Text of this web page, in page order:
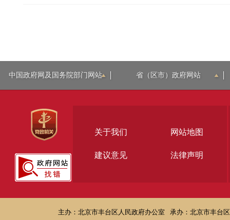
中国政府网及国务院部门网站 省（区市）政府网站
关于我们 网站地图
建议意见 法律声明
主办：北京市丰台区人民政府办公室 承办：北京市丰台